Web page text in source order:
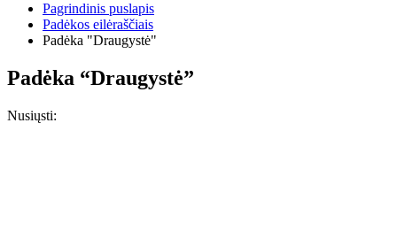
Pagrindinis puslapis
Padėkos eilėraščiais
Padėka "Draugystė"
Padėka “Draugystė”
Nusiųsti: